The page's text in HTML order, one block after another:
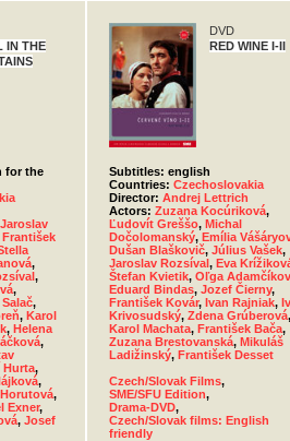
IN THE
for the
Jaroslav
František
,
,
,
,
, Karol
, Helena
,
Hurta,
,
,
Exner,
, Josef
DVD
RED WINE I-II
Subtitles: english
Countries: Czechoslovakia
Director: Andrej Lettrich
Actors: Zuzana Kocúriková,
Ľudovít Greššo, Michal
Dočolomanský, Emília
Dušan Blaškovič, Július Vašek,
Jaroslav Rozsíval, Eva
Štefan Kvietik, Oľga
Eduard Bindas, Jozef Čierny,
František Kovár, Ivan Rajniak,
Krivosudský, Zdena Grúberová,
Karol Machata, František Bača,
Zuzana Brestovanská, Mikuláš
Ladižinský, František Desset
Czech/Slovak Films,
SME/SFU Edition,
Drama-DVD,
Czech/Slovak films: English
friendly